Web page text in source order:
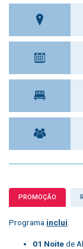
PROMOÇÃO
Programa inclui:
01 Noitede